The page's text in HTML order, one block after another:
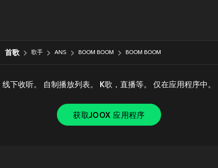
首歌 歌手 ANS BOOM BOOM BOOM BOOM
线下收听。 自制播放列表。 K歌，直播等。 仅在应用程序中。
获取JOOX 应用程序